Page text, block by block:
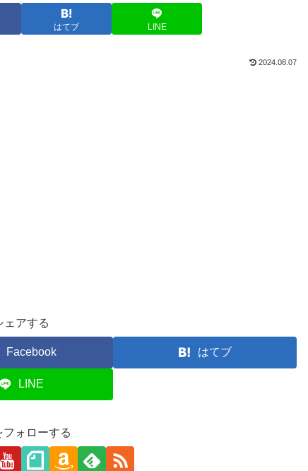
はてブ LINE
2024.08.07
ェアする
Facebook はてブ
LINE
フォローする